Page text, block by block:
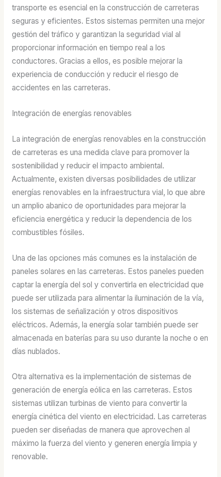
transporte es esencial en la construcción de carreteras
seguras y eficientes. Estos sistemas permiten una mejor
gestión del tráfico y garantizan la seguridad vial al
proporcionar información en tiempo real a los
conductores. Gracias a ellos, es posible mejorar la
experiencia de conducción y reducir el riesgo de
accidentes en las carreteras.
Integración de energías renovables
La integración de energías renovables en la construcción
de carreteras es una medida clave para promover la
sostenibilidad y reducir el impacto ambiental.
Actualmente, existen diversas posibilidades de utilizar
energías renovables en la infraestructura vial, lo que abre
un amplio abanico de oportunidades para mejorar la
eficiencia energética y reducir la dependencia de los
combustibles fósiles.
Una de las opciones más comunes es la instalación de
paneles solares en las carreteras. Estos paneles pueden
captar la energía del sol y convertirla en electricidad que
puede ser utilizada para alimentar la iluminación de la vía,
los sistemas de señalización y otros dispositivos
eléctricos. Además, la energía solar también puede ser
almacenada en baterías para su uso durante la noche o en
días nublados.
Otra alternativa es la implementación de sistemas de
generación de energía eólica en las carreteras. Estos
sistemas utilizan turbinas de viento para convertir la
energía cinética del viento en electricidad. Las carreteras
pueden ser diseñadas de manera que aprovechen al
máximo la fuerza del viento y generen energía limpia y
renovable.